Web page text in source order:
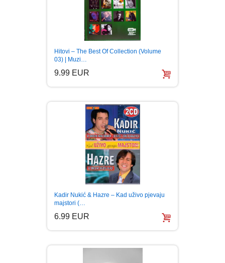
Hitovi – The Best Of Collection (Volume
03) | Muzi…
9.99 EUR
Kadir Nukić & Hazre – Kad uživo pjevaju
majstori (…
6.99 EUR